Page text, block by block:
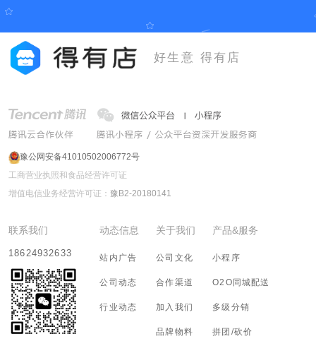
好生意 得有店
豫公网安备41010502006772号
工商营业执照和食品经营许可证
增值电信业务经营许可证： 豫B2-20180141
联系我们
18624932633
动态信息
站内广告
公司动态
行业动态
关于我们
公司文化
合作渠道
加入我们
品牌物料
产品&服务
小程序
O2O同城配送
多级分销
拼团/砍价